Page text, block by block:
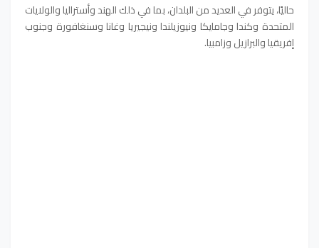
حاليًا، يتوفر في العديد من البلدان، بما في ذلك الهند وأستراليا والولايات
المتحدة وكندا وجامايكا ونيوزيلندا ونيجيريا وغانا وسنغافورة وجنوب
إفريقيا والبرازيل وزامبيا.